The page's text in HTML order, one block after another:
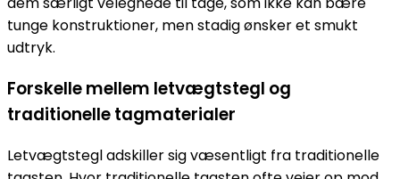
tunge konstruktioner, men stadig ønsker et smukt
udtryk.
Forskelle mellem letvægtstegl og
traditionelle tagmaterialer
Letvægtstegl adskiller sig væsentligt fra traditionelle